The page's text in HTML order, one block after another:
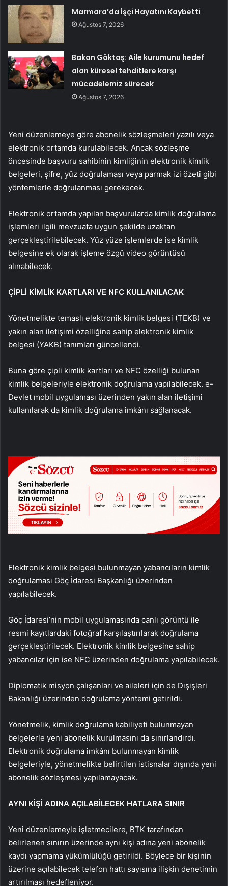
Marmara’da İşçi Hayatını Kaybetti
Ağustos 7, 2026
Bakan Göktaş: Aile kurumunu hedef
alan küresel tehditlere karşı
mücadelemiz sürecek
Ağustos 7, 2026
Yeni düzenlemeye göre abonelik sözleşmeleri yazılı veya
elektronik ortamda kurulabilecek. Ancak sözleşme
öncesinde başvuru sahibinin kimliğinin elektronik kimlik
belgeleri, şifre, yüz doğrulaması veya parmak izi özeti gibi
yöntemlerle doğrulanması gerekecek.
Elektronik ortamda yapılan başvurularda kimlik doğrulama
işlemleri ilgili mevzuata uygun şekilde uzaktan
gerçekleştirilebilecek. Yüz yüze işlemlerde ise kimlik
belgesine ek olarak işleme özgü video görüntüsü
alınabilecek.
ÇİPLİ KİMLİK KARTLARI VE NFC KULLANILACAK
Yönetmelikte temaslı elektronik kimlik belgesi (TEKB) ve
yakın alan iletişimi özelliğine sahip elektronik kimlik
belgesi (YAKB) tanımları güncellendi.
Buna göre çipli kimlik kartları ve NFC özelliği bulunan
kimlik belgeleriyle elektronik doğrulama yapılabilecek. e-
Devlet mobil uygulaması üzerinden yakın alan iletişimi
kullanılarak da kimlik doğrulama imkânı sağlanacak.
Elektronik kimlik belgesi bulunmayan yabancıların kimlik
doğrulaması Göç İdaresi Başkanlığı üzerinden
yapılabilecek.
Göç İdaresi’nin mobil uygulamasında canlı görüntü ile
resmi kayıtlardaki fotoğraf karşılaştırılarak doğrulama
gerçekleştirilecek. Elektronik kimlik belgesine sahip
yabancılar için ise NFC üzerinden doğrulama yapılabilecek.
Diplomatik misyon çalışanları ve aileleri için de Dışişleri
Bakanlığı üzerinden doğrulama yöntemi getirildi.
Yönetmelik, kimlik doğrulama kabiliyeti bulunmayan
belgelerle yeni abonelik kurulmasını da sınırlandırdı.
Elektronik doğrulama imkânı bulunmayan kimlik
belgeleriyle, yönetmelikte belirtilen istisnalar dışında yeni
abonelik sözleşmesi yapılamayacak.
AYNI KİŞİ ADINA AÇILABİLECEK HATLARA SINIR
Yeni düzenlemeyle işletmecilere, BTK tarafından
belirlenen sınırın üzerinde aynı kişi adına yeni abonelik
kaydı yapmama yükümlülüğü getirildi. Böylece bir kişinin
üzerine açılabilecek telefon hattı sayısına ilişkin denetimin
artırılması hedefleniyor.